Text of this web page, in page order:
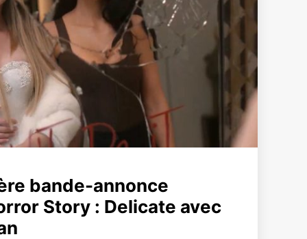
bande-annonce
Story : Delicate avec